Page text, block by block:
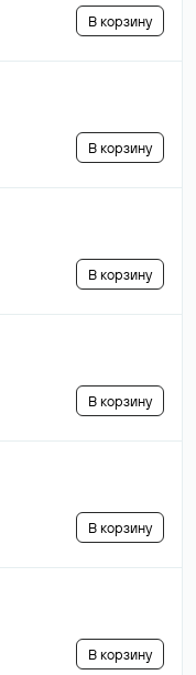
В корзину
В корзину
В корзину
В корзину
В корзину
В корзину